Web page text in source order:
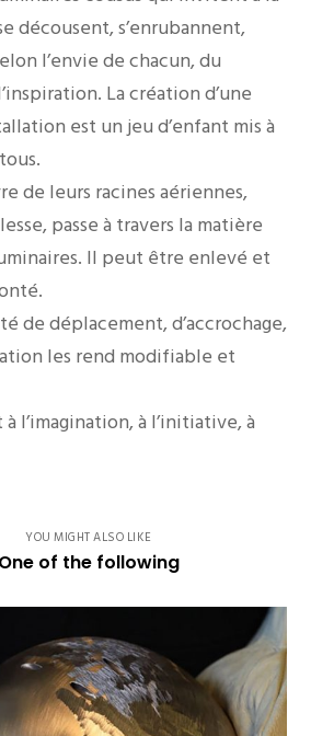
décousent, s’enrubannent,
l’envie de chacun, du
La création d’une
est un jeu d’enfant mis à
de leurs racines aériennes,
passe à travers la matière
Il peut être enlevé et
de déplacement, d’accrochage,
les rend modifiable et
l’imagination, à l’initiative, à
YOU MIGHT ALSO LIKE
One of the following